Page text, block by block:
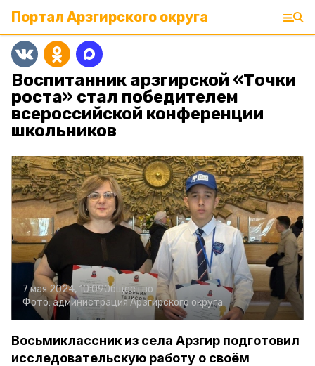
Портал Арзгирского округа
Воспитанник арзгирской «Точки
роста» стал победителем
всероссийской конференции
школьников
7 мая 2024, 10:09Общество
Фото:администрация Арзгирского округа
Восьмиклассник из села Арзгир подготовил
исследовательскую работу о своём